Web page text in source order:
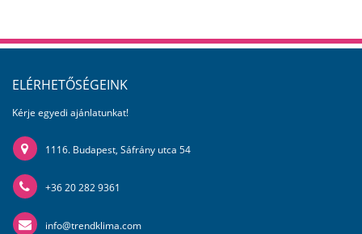
ELÉRHETŐSÉGEINK
Kérje egyedi ajánlatunkat!
1116. Budapest, Sáfrány utca 54
+36 20 282 9361
info@trendklima.com